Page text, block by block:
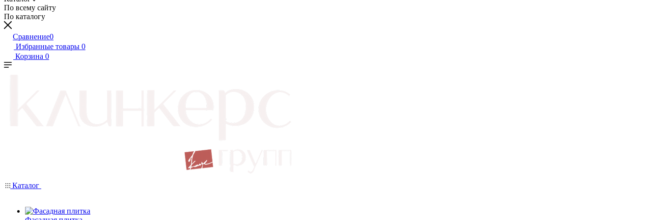
По всему сайту
По каталогу
Сравнение0
Избранные товары 0
Корзина 0
Каталог